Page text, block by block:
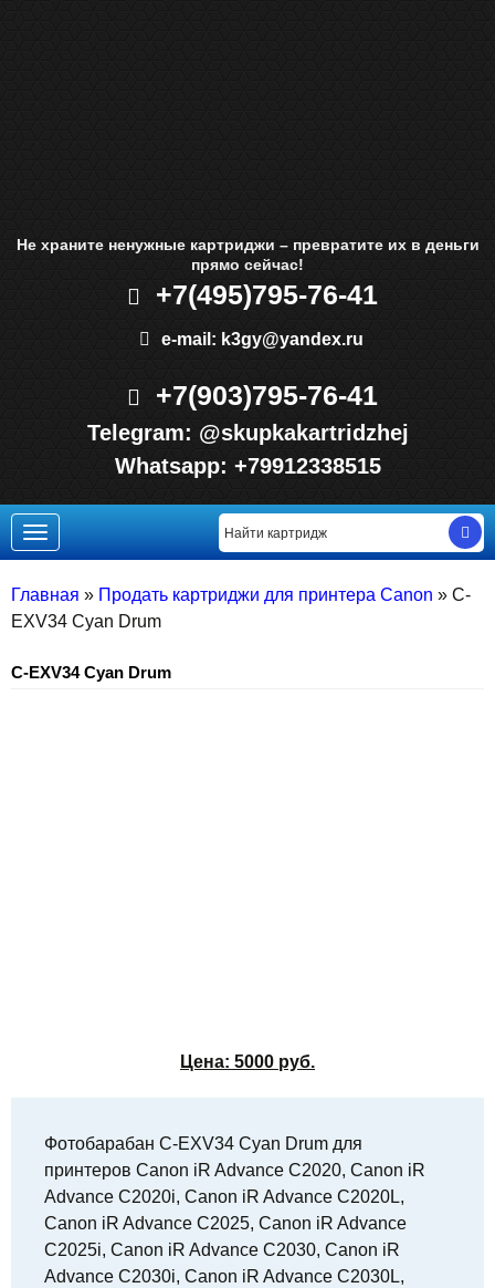
Не храните ненужные картриджи – превратите их в деньги
прямо сейчас!
+7(495)795-76-41
e-mail: k3gy@yandex.ru
+7(903)795-76-41
Telegram: @skupkakartridzhej
Whatsapp: +79912338515
Toggle
navigation
Главная » Продать картриджи для принтера Canon » C-
EXV34 Cyan Drum
C-EXV34 Cyan Drum
Цена: 5000 руб.
Фотобарабан C-EXV34 Cyan Drum для
принтеров Canon iR Advance C2020, Canon iR
Advance C2020i, Canon iR Advance C2020L,
Canon iR Advance C2025, Canon iR Advance
C2025i, Canon iR Advance C2030, Canon iR
Advance C2030i, Canon iR Advance C2030L,